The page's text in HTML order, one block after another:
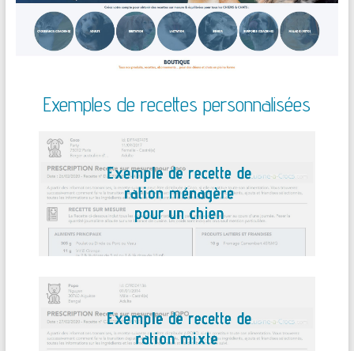
Exemples de recettes personnalisées